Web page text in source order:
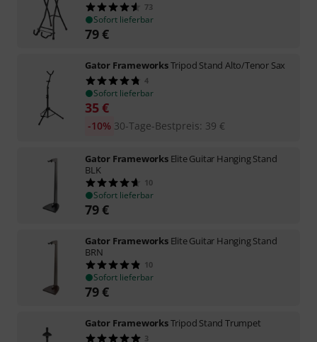
73
Sofort lieferbar
79€
Gator FrameworksTripod Stand Alto/Tenor Sax
4
Sofort lieferbar
35€
30-Tage-Bestpreis: 39 €
-10%
Gator Frameworks Elite Guitar Hanging Stand
BLK
10
Sofort lieferbar
79€
Gator Frameworks Elite Guitar Hanging Stand
BRN
10
Sofort lieferbar
79€
Gator FrameworksTripod Stand Trumpet
3